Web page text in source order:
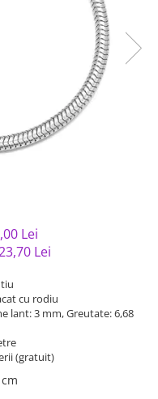
Lei
Lei
cu rodiu
lant: 3 mm, Greutate: 6,68
(gratuit)